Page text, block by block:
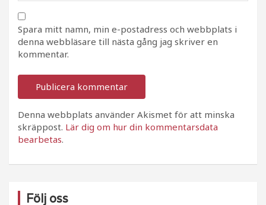
Spara mitt namn, min e-postadress och webbplats i
denna webbläsare till nästa gång jag skriver en
kommentar.
Denna webbplats använder Akismet för att minska
skräppost. Lär dig om hur din kommentarsdata
bearbetas.
Följ oss